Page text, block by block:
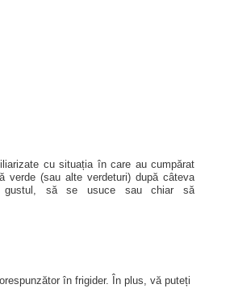
cu situația în care au cumpărat
verde (sau alte verdeturi) după câteva
gustul, să se usuce sau chiar să
în frigider. În plus, vă puteți